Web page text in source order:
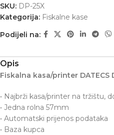
SKU: DP-25X
Kategorija: Fiskalne kase
Podijeli na:
Opis
Fiskalna kasa/printer DATECS
• Najbrži kasa/printer na tržištu,
• Jedna rolna 57mm
• Automatski prijenos podataka
• Baza kupca